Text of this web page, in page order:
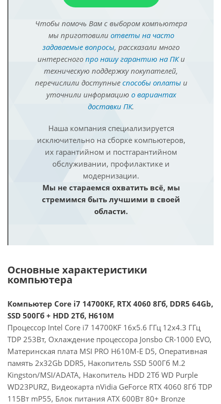
Чтобы помочь Вам с выбором компьютера
мы приготовили ответы на часто
задаваемые вопросы, рассказали много
интересного про нашу гарантию на ПКи
техническую поддержку покупателей,
перечислили доступные способы оплатыи
уточнили информацию о вариантах
доставки ПК.
Наша компания специализируется
исключительно на сборке компьютеров,
их гарантийном и постгарантийном
обслуживании, профилактике и
модернизации.
Мы не стараемся охватить всё, мы
стремимся быть лучшими в своей
области.
Основные характеристики
компьютера
Компьютер Core i7 14700KF, RTX 4060 8Гб, DDR5 64Gb,
SSD 500Гб + HDD 2Тб, H610M
Процессор Intel Core i7 14700KF 16x5.6 ГГц 12x4.3 ГГц
TDP 253Вт, Охлаждение процессора Jonsbo CR-1000 EVO,
Материнская плата MSI PRO H610M-E D5, Оперативная
память 2x32Gb DDR5, Накопитель SSD 500Гб M.2
Kingston/MSI/ADATA, Накопитель HDD 2Тб WD Purple
WD23PURZ, Видеокарта nVidia GeForce RTX 4060 8Гб TDP
115Вт mP55, Блок питания ATX 600Вт 80+ Bronze